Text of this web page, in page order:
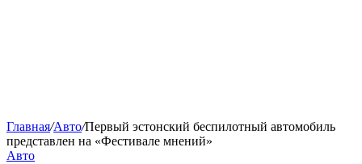
Главная/Авто/Первый эстонский беспилотный автомобиль
представлен на «Фестивале мнений»
Авто